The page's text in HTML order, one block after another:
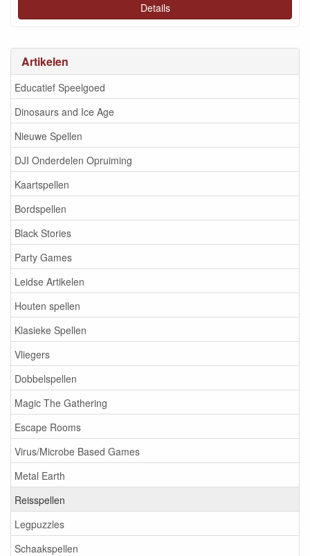
Artikelen
Educatief Speelgoed
Dinosaurs and Ice Age
Nieuwe Spellen
DJI Onderdelen Opruiming
Kaartspellen
Bordspellen
Black Stories
Party Games
Leidse Artikelen
Houten spellen
Klasieke Spellen
Vliegers
Dobbelspellen
Magic The Gathering
Escape Rooms
Virus/Microbe Based Games
Metal Earth
Reisspellen
Legpuzzles
Schaakspellen
Details